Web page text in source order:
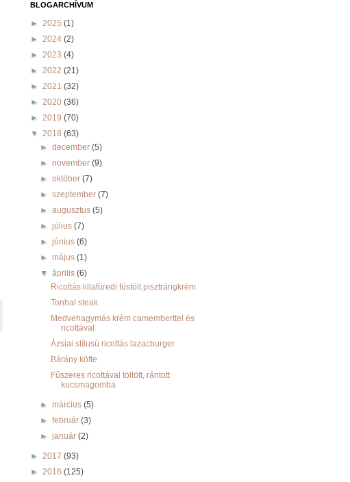
BLOGARCHÍVUM
► 2025 (1)
► 2024 (2)
► 2023 (4)
► 2022 (21)
► 2021 (32)
► 2020 (36)
► 2019 (70)
▼ 2018 (63)
►december(5)
►november(9)
►október(7)
►szeptember(7)
►augusztus(5)
►július(7)
►június(6)
►május(1)
▼április(6)
Ricottás lillafüredi füstölt pisztrángkrém
Tonhal steak
Medvehagymás krém camemberttel és
ricottával
Ázsiai stílusú ricottás lazacburger
Bárány köfte
Fűszeres ricottával töltött, rántott
kucsmagomba
►március(5)
►február(3)
►január(2)
► 2017 (93)
► 2016 (125)